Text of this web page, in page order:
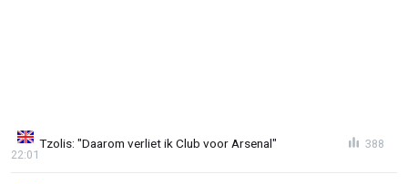
Tzolis: "Daarom verliet ik Club voor Arsenal"
22:01
388